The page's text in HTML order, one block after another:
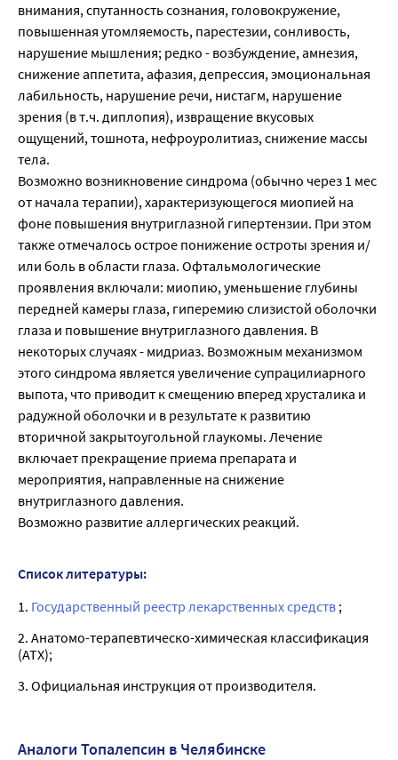
внимания, спутанность сознания, головокружение,
повышенная утомляемость, парестезии, сонливость,
нарушение мышления; редко - возбуждение, амнезия,
снижение аппетита, афазия, депрессия, эмоциональная
лабильность, нарушение речи, нистагм, нарушение
зрения (в т.ч. диплопия), извращение вкусовых
ощущений, тошнота, нефроуролитиаз, снижение массы
тела.
Возможно возникновение синдрома (обычно через 1 мес
от начала терапии), характеризующегося миопией на
фоне повышения внутриглазной гипертензии. При этом
также отмечалось острое понижение остроты зрения и/
или боль в области глаза. Офтальмологические
проявления включали: миопию, уменьшение глубины
передней камеры глаза, гиперемию слизистой оболочки
глаза и повышение внутриглазного давления. В
некоторых случаях - мидриаз. Возможным механизмом
этого синдрома является увеличение супрацилиарного
выпота, что приводит к смещению вперед хрусталика и
радужной оболочки и в результате к развитию
вторичной закрытоугольной глаукомы. Лечение
включает прекращение приема препарата и
мероприятия, направленные на снижение
внутриглазного давления.
Возможно развитие аллергических реакций.
Список литературы:
1. Государственный реестр лекарственных средств ;
2. Анатомо-терапевтическо-химическая классификация
(ATX);
3. Официальная инструкция от производителя.
Аналоги Топалепсин в Челябинске